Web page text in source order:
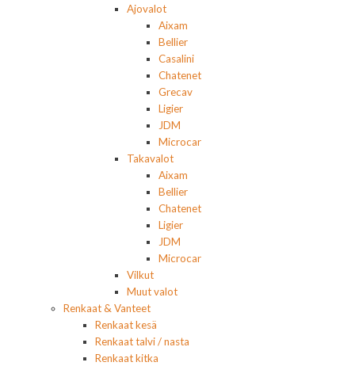
Ajovalot
Aixam
Bellier
Casalini
Chatenet
Grecav
Ligier
JDM
Microcar
Takavalot
Aixam
Bellier
Chatenet
Ligier
JDM
Microcar
Vilkut
Muut valot
Renkaat & Vanteet
Renkaat kesä
Renkaat talvi / nasta
Renkaat kitka